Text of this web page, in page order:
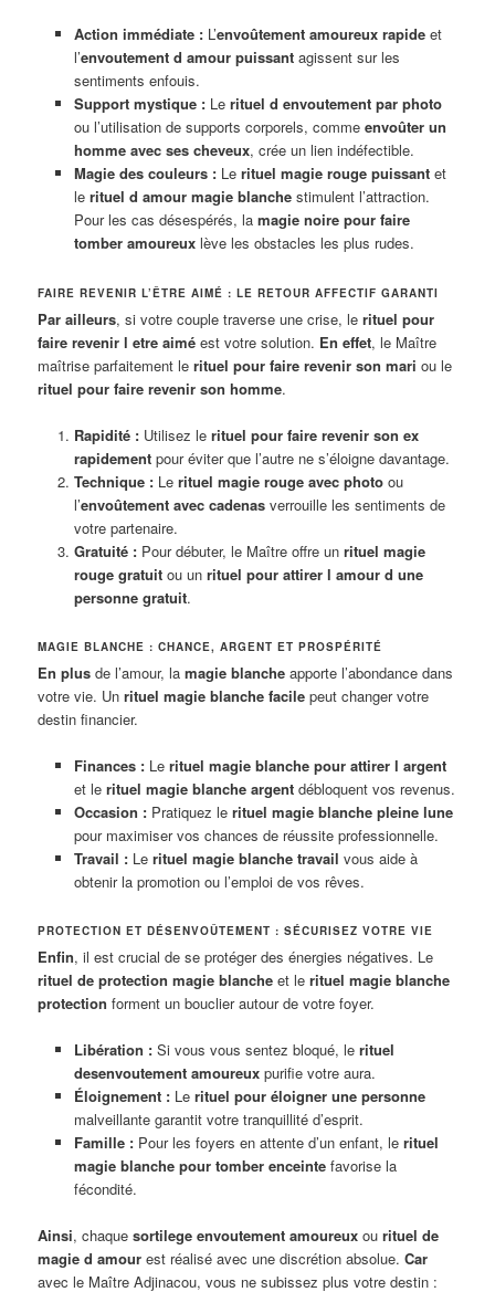
Action immédiate :L’envoûtement amoureux rapideet
l’envoutement d amour puissantagissent sur les
sentiments enfouis.
Support mystique :Le rituel d envoutement par photo
ou l’utilisation de supports corporels, comme envoûter un
homme avec ses cheveux, crée un lien indéfectible.
Magie des couleurs :Le rituel magie rouge puissantet
le rituel d amour magie blanchestimulent l’attraction.
Pour les cas désespérés, la magie noire pour faire
tomber amoureuxlève les obstacles les plus rudes.
FAIRE REVENIR L’ÊTRE AIMÉ : LE RETOUR AFFECTIF GARANTI
Par ailleurs, si votre couple traverse une crise, lerituel pour
faire revenir l etre aimé est votre solution. En effet, le Maître
maîtrise parfaitement lerituel pour faire revenir son mari ou le
rituel pour faire revenir son homme.
Rapidité :Utilisez le rituel pour faire revenir son ex
rapidementpour éviter que l’autre ne s’éloigne davantage.
Technique :Le rituel magie rouge avec photoou
l’envoûtement avec cadenasverrouille les sentiments de
votre partenaire.
Gratuité :Pour débuter, le Maître offre un rituel magie
rouge gratuitou un rituel pour attirer l amour d une
personne gratuit.
MAGIE BLANCHE : CHANCE, ARGENT ET PROSPÉRITÉ
En plus de l’amour, lamagie blanche apporte l’abondance dans
votre vie. Unrituel magie blanche facile peut changer votre
destin financier.
Finances :Le rituel magie blanche pour attirer l argent
et le rituel magie blanche argentdébloquent vos revenus.
Occasion :Pratiquez le rituel magie blanche pleine lune
pour maximiser vos chances de réussite professionnelle.
Travail :Le rituel magie blanche travail vous aide à
obtenir la promotion ou l’emploi de vos rêves.
PROTECTION ET DÉSENVOÛTEMENT : SÉCURISEZ VOTRE VIE
Enfin, il est crucial de se protéger des énergies négatives. Le
rituel de protection magie blanche et lerituel magie blanche
protection forment un bouclier autour de votre foyer.
Libération :Si vous vous sentez bloqué, le rituel
desenvoutement amoureuxpurifie votre aura.
Éloignement :Le rituel pour éloigner une personne
malveillante garantit votre tranquillité d’esprit.
Famille :Pour les foyers en attente d’un enfant, le rituel
magie blanche pour tomber enceintefavorise la
fécondité.
Ainsi, chaquesortilege envoutement amoureux ourituel de
magie d amour est réalisé avec une discrétion absolue.Car
avec le Maître Adjinacou, vous ne subissez plus votre destin :